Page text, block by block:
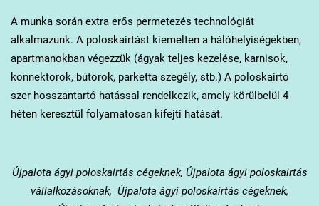
A munka során extra erős permetezés technológiát
alkalmazunk. A poloskairtást kiemelten a hálóhelyiségekben,
apartmanokban végezzük (ágyak teljes kezelése, karnisok,
konnektorok, bútorok, parketta szegély, stb.) A poloskairtó
szer hosszantartó hatással rendelkezik, amely körülbelül 4
héten keresztül folyamatosan kifejti hatását.
Újpalota ágyi poloskairtás cégeknek, Újpalota ágyi poloskairtás
vállalkozásoknak, Újpalota ágyi poloskairtás cégeknek,